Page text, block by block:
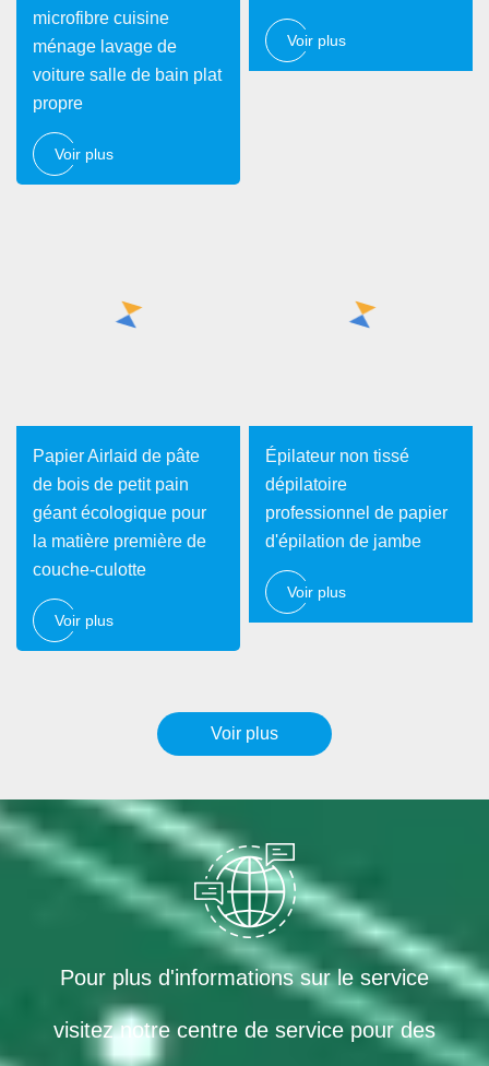
microfibre cuisine
ménage lavage de
voiture salle de bain plat
propre
Voir plus
Voir plus
Papier Airlaid de pâte
de bois de petit pain
géant écologique pour
la matière première de
couche-culotte
Voir plus
Épilateur non tissé
dépilatoire
professionnel de papier
d'épilation de jambe
Voir plus
Voir plus
Pour plus d'informations sur le service
visitez notre centre de service pour des